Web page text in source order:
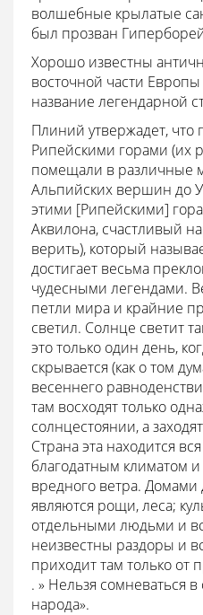
волшебные крылатые
был прозван
Хорошо известны
восточной части
название легендарной
Плиний утвержадет,
Рипейскими горами (их
помещали в различные
Альпийских вершин до
этими [Рипейскими]
Аквилона, счастливый
верить), который
достигает весьма
чудесными легендами.
петли мира и крайние
светил. Солнце светит
это только один день,
скрывается (как о том
весеннего
там восходят только
солнцестоянии, а
Страна эта находится
благодатным климатом
вредного ветра. Домами
являются рощи, леса;
отдельными людьми и
неизвестны раздоры и
приходит там только
. » Нельзя сомневаться
народа».